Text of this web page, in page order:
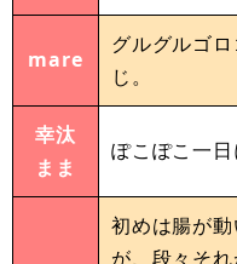
mare
グルグルゴ
じ。
幸汰
まま
ぽこぽこ一
初めは腸が
が、段々そ